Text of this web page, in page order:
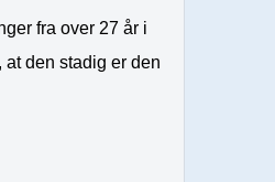
fra over 27 år i
den stadig er den